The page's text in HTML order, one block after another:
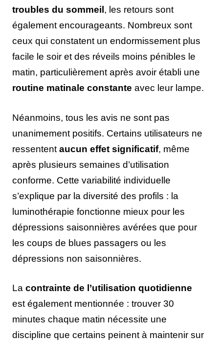
troubles du sommeil , les retours sont
également encourageants. Nombreux sont
ceux qui constatent un endormissement plus
facile le soir et des réveils moins pénibles le
matin, particulièrement après avoir établi une
routine matinale constante avec leur lampe.
Néanmoins, tous les avis ne sont pas
unanimement positifs. Certains utilisateurs ne
ressentent aucun effet significatif, même
après plusieurs semaines d’utilisation
conforme. Cette variabilité individuelle
s’explique par la diversité des profils : la
luminothérapie fonctionne mieux pour les
dépressions saisonnières avérées que pour
les coups de blues passagers ou les
dépressions non saisonnières.
La contrainte de l’utilisation quotidienne
est également mentionnée : trouver 30
minutes chaque matin nécessite une
discipline que certains peinent à maintenir sur